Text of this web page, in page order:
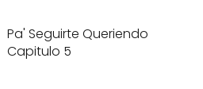
Pa' Seguirte Queriendo
Capitulo 5